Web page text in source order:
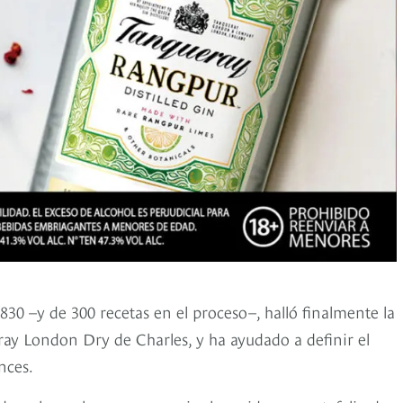
–y de 300 recetas en el proceso–, halló finalmente la
London Dry de Charles, y ha ayudado a definir el